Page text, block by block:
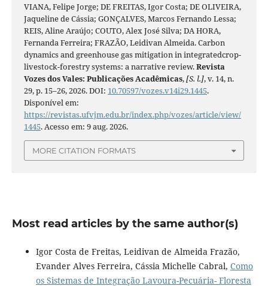
VIANA, Felipe Jorge; DE FREITAS, Igor Costa; DE OLIVEIRA,
Jaqueline de Cássia; GONÇALVES, Marcos Fernando Lessa;
REIS, Aline Araújo; COUTO, Alex José Silva; DA HORA,
Fernanda Ferreira; FRAZÃO, Leidivan Almeida. Carbon
dynamics and greenhouse gas mitigation in integratedcrop-
livestock-forestry systems: a narrative review.Revista
Vozes dos Vales: Publicações Acadêmicas,[S. l.], v. 14, n.
29, p. 15–26, 2026. DOI: 10.70597/vozes.v14i29.1445.
Disponível em:
https://revistas.ufvjm.edu.br/index.php/vozes/article/view/
1445. Acesso em: 9 aug. 2026.
MORE CITATION FORMATS
Most read articles by the same author(s)
Igor Costa de Freitas, Leidivan de Almeida Frazão,
Evander Alves Ferreira, Cássia Michelle Cabral, Como
os Sistemas de Integração Lavoura-Pecuária- Floresta